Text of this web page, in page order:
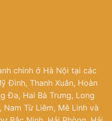
chính ở Hà Nội tại các
Đình, Thanh Xuân, Hoàn
Đa, Hai Bà Trưng, Long
Nam Từ Liêm, Mê Linh và